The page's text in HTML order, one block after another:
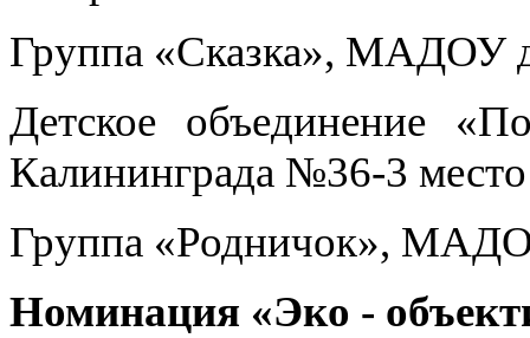
Группа «Сказка», МАДОУ
Детское объединение
Калининграда №36-3 место
Группа «Родничок»,
Номинация «Эко -